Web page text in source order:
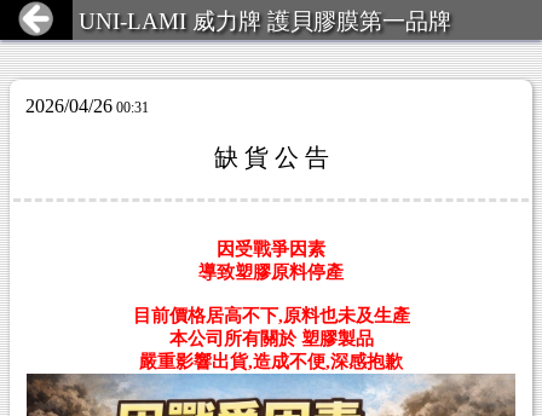
UNI-LAMI 威力牌 護貝膠膜第一品牌
2026/04/26 00:31
缺 貨 公 告
因受戰爭因素
導致塑膠原料停產
目前價格居高不下,原料也未及生產
本公司所有關於 塑膠製品
嚴重影響出貨,造成不便,深感抱歉